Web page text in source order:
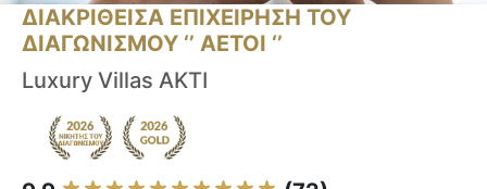
ΔΙΑΚΡΙΘΕΙΣΑ ΕΠΙΧΕΙΡΗΣΗ ΤΟΥ
ΔΙΑΓΩΝΙΣΜΟΥ ‘’ ΑΕΤΟΙ ‘’
Luxury Villas AKTI